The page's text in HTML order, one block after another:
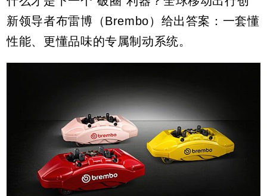
新领导者布雷博（Brembo）给出答案：一套懂
性能、更懂品味的专属制动系统。